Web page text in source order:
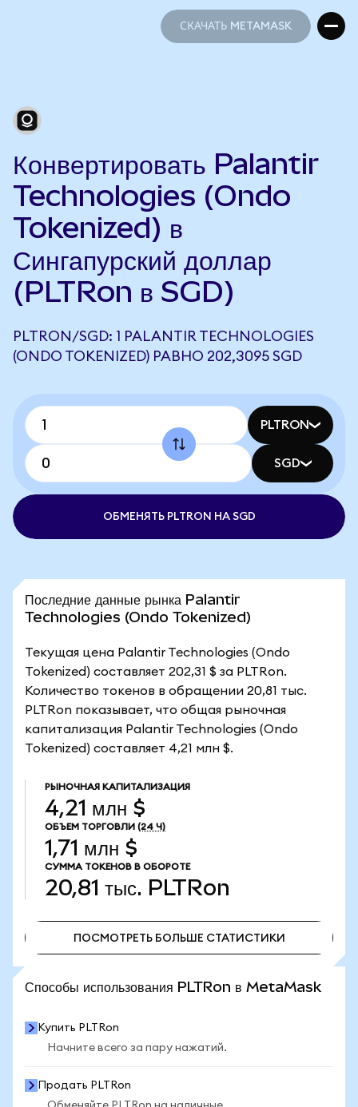
СКАЧАТЬ METAMASK
Конвертировать Palantir
Technologies (Ondo
Tokenized) в
Сингапурский доллар
(PLTRon в SGD)
PLTRON/SGD: 1 PALANTIR TECHNOLOGIES
(ONDO TOKENIZED) РАВНО 202,3095 SGD
PLTRON
SGD
ОБМЕНЯТЬ PLTRON НА SGD
Последние данные рынка Palantir
Technologies (Ondo Tokenized)
Текущая цена Palantir Technologies (Ondo
Tokenized) составляет 202,31 $ за PLTRon.
Количество токенов в обращении 20,81 тыс.
PLTRon показывает, что общая рыночная
капитализация Palantir Technologies (Ondo
Tokenized) составляет 4,21 млн $.
РЫНОЧНАЯ КАПИТАЛИЗАЦИЯ
4,21 млн $
ОБЪЕМ ТОРГОВЛИ (24 Ч)
1,71 млн $
СУММА ТОКЕНОВ В ОБОРОТЕ
20,81 тыс. PLTRon
ПОСМОТРЕТЬ БОЛЬШЕ СТАТИСТИКИ
Способы использования PLTRon в MetaMask
Купить PLTRon
Начните всего за пару нажатий.
Продать PLTRon